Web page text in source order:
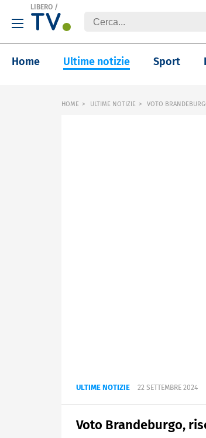
LIBERO /
Home Ultime notizie Sport
HOME ULTIME NOTIZIE VOTO
ULTIME NOTIZIE 22 SETTEMBRE 2024
Voto Brandeburgo,